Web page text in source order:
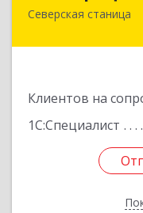
Северская станица
Клиентов на
1С:Специалист
353240,